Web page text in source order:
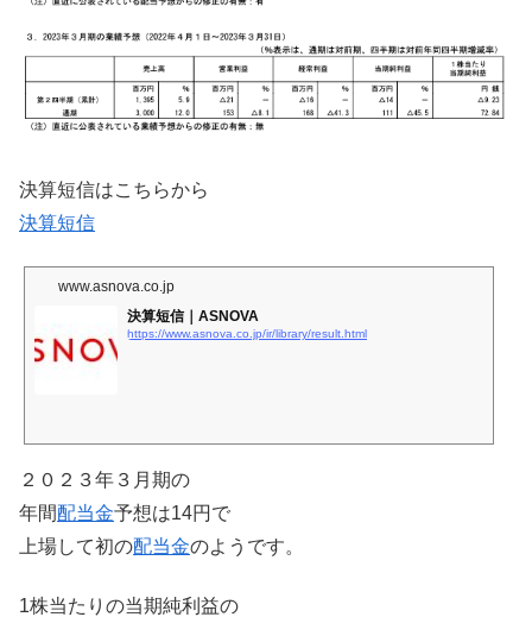
決算短信はこちらから
決算短信
www.asnova.co.jp
決算短信｜ASNOVA
https://www.asnova.co.jp/ir/library/result.html
２０２３年３月期の
年間配当金予想は14円で
上場して初の配当金のようです。
1株当たりの当期純利益の